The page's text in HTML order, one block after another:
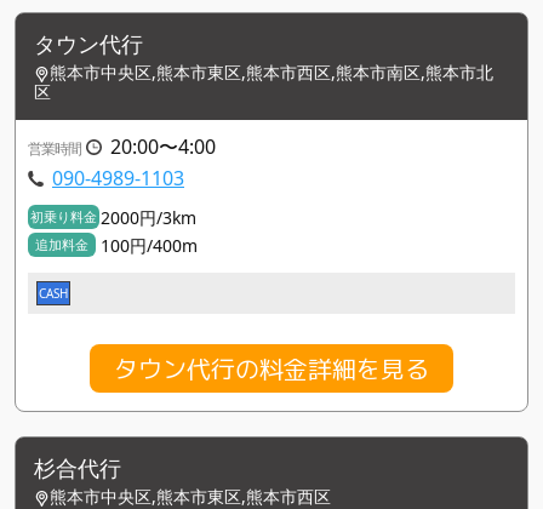
タウン代行
熊本市中央区,熊本市東区,熊本市西区,熊本市南区,熊本市北
区
営業時間
20:00〜4:00
090-4989-1103
初乗り料金 2000円/3km
追加料金 100円/400m
CASH
タウン代行の料金詳細を見る
杉合代行
熊本市中央区,熊本市東区,熊本市西区